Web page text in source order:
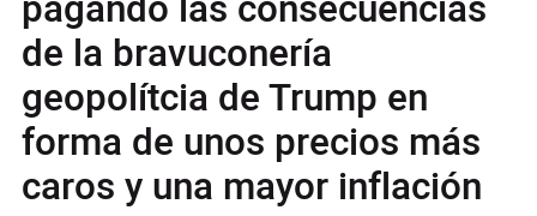
de la bravuconería
geopolítcia de Trump en
forma de unos precios más
caros y una mayor inflación